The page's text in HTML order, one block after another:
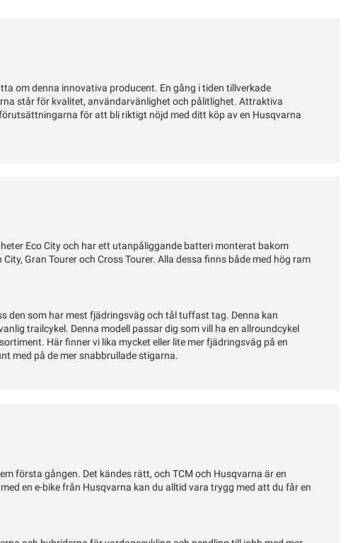
om denna innovativa producent. En gång i tiden tillverkade
står för kvalitet, användarvänlighet och pålitlighet. Attraktiva
för att bli riktigt nöjd med ditt köp av en Husqvarna
Eco City och har ett utanpåliggande batteri monterat bakom
Gran Tourer och Cross Tourer. Alla dessa finns både med hög ram
den som har mest fjädringsväg och tål tuffast tag. Denna kan
trailcykel. Denna modell passar dig som vill ha en allroundcykel
Här finner vi lika mycket eller lite mer fjädringsväg på en
med på de mer snabbrullade stigarna.
första gången. Det kändes rätt, och TCM och Husqvarna är en
en e-bike från Husqvarna kan du alltid vara trygg med att du får en